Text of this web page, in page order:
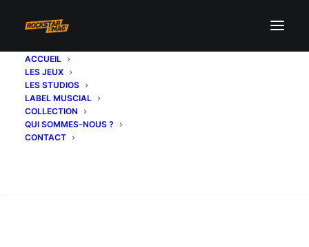
ACCUEIL
LES JEUX
LES STUDIOS
LABEL MUSCIAL
COLLECTION
QUI SOMMES-NOUS ?
CONTACT